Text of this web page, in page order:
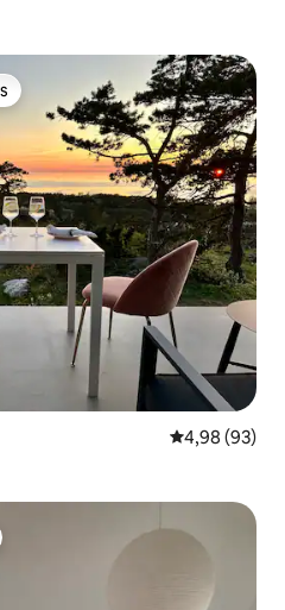
plus appréciés
Évaluation
4,98 (93)